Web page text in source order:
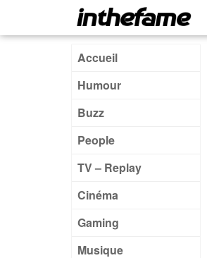
Accueil
Humour
Buzz
People
TV – Replay
Cinéma
Gaming
Musique